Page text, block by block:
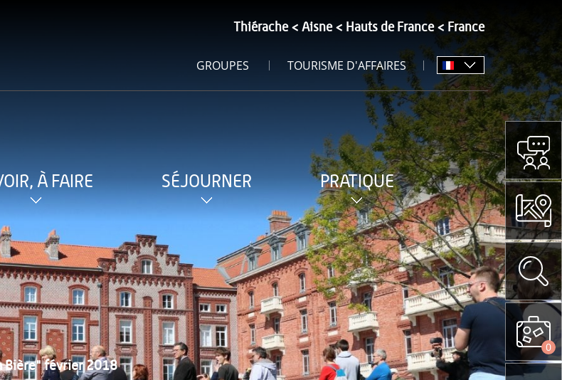
Thiérache Aisne Hauts de France France
GROUPES TOURISME D'AFFAIRES
À FAIRE SÉJOURNER PRATIQUE
Bière" février 2018
0